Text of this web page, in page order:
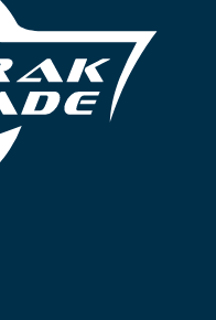
пружинах
Подседельный